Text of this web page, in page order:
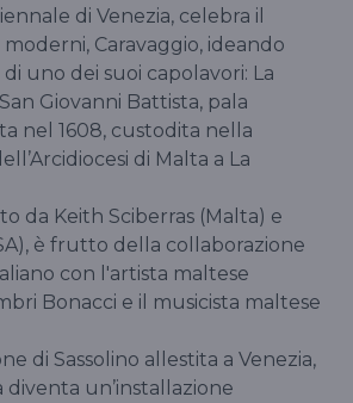
di Venezia, celebra il
Caravaggio, ideando
uno dei suoi capolavori: La
Giovanni Battista, pala
nel 1608, custodita nella
di Malta a La
da Keith Sciberras (Malta) e
è frutto della collaborazione
con l'artista maltese
Bonacci e il musicista maltese
di Sassolino allestita a Venezia,
diventa un’installazione